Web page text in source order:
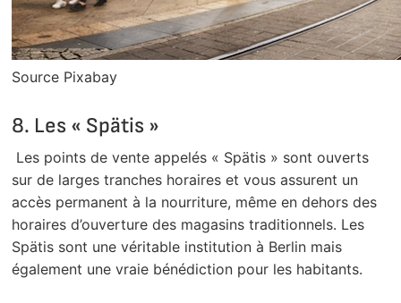
Source Pixabay
8. Les « Spätis »
Les points de vente appelés « Spätis » sont ouverts
sur de larges tranches horaires et vous assurent un
accès permanent à la nourriture, même en dehors des
horaires d’ouverture des magasins traditionnels. Les
Spätis sont une véritable institution à Berlin mais
également une vraie bénédiction pour les habitants.